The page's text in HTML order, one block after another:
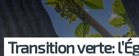
Transition verte: